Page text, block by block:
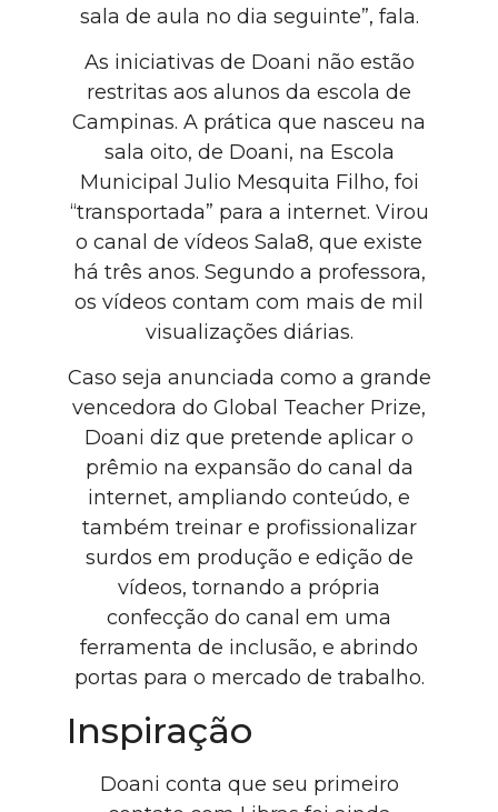
sala de aula no dia seguinte”, fala.
As iniciativas de Doani não estão
restritas aos alunos da escola de
Campinas. A prática que nasceu na
sala oito, de Doani, na Escola
Municipal Julio Mesquita Filho, foi
“transportada” para a internet. Virou
o canal de vídeos Sala8, que existe
há três anos. Segundo a professora,
os vídeos contam com mais de mil
visualizações diárias.
Caso seja anunciada como a grande
vencedora do Global Teacher Prize,
Doani diz que pretende aplicar o
prêmio na expansão do canal da
internet, ampliando conteúdo, e
também treinar e profissionalizar
surdos em produção e edição de
vídeos, tornando a própria
confecção do canal em uma
ferramenta de inclusão, e abrindo
portas para o mercado de trabalho.
Inspiração
Doani conta que seu primeiro